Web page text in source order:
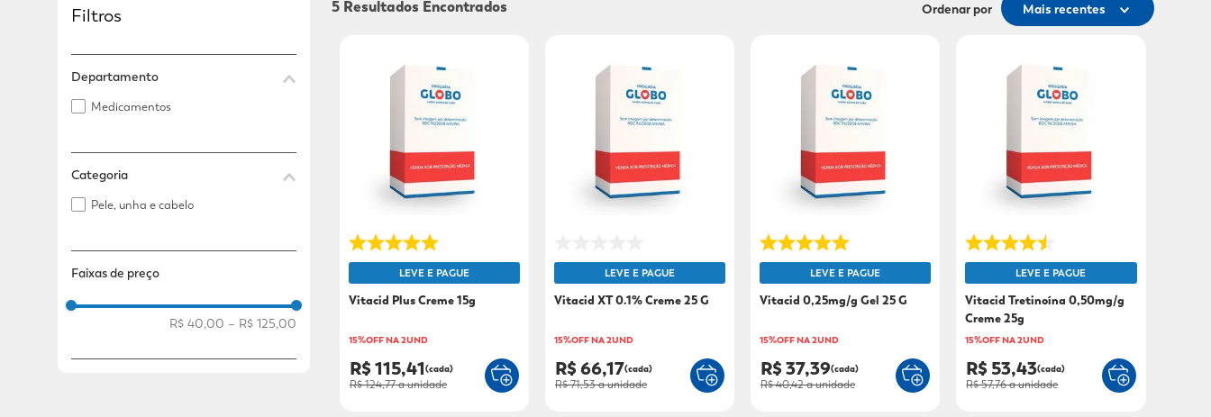
9º
sabonete líquido
Adicional
Filtros
Departamento
Medicamentos
Categoria
Pele, unha e cabelo
Faixas de preço
R$ 40,00 – R$ 125,00
5 Ordenar por Mais recentes
LEVE E PAGUE
Vitacid Plus Creme 15g
15%OFF NA 2UND
R$ 115,41(cada)
R$ 124,77a unidade
LEVE E PAGUE
Vitacid XT 0.1% Creme 25 G
15%OFF NA 2UND
R$ 66,17(cada)
R$ 71,53a unidade
LEVE E PAGUE
Vitacid 0,25mg/g Gel 25 G
15%OFF NA 2UND
R$ 37,39(cada)
R$ 40,42a unidade
LEVE E PAGUE
Vitacid Tretinoína 0,50mg/g
Creme 25g
15%OFF NA 2UND
R$ 53,43(cada)
R$ 57,76a unidade